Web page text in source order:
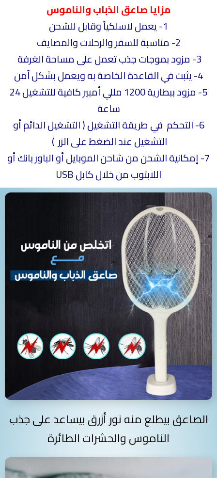
مزاياصاعق الذباب والناموس
1- يعمل لاسلكياً وقابل للشحن
2- مناسبة للسفر والرحلات والمصايف
3- مزود بموجات جذب تعمل على مساحة الغرفة
4- يثبت في القاعدة الخاصة به ويعمل بشكل اّمن
5-
مزود ببطارية 1200 مللي أمبير كافية للتشغيل 24
ساعة
6- التحكم في طريقة التشغيل ( التشغيل الدائم أو
التشغيل عند الضغط على الزر )
7- إمكانية الشحن من شاحن الموبايل أو الباور بانك أو
اللابتوب من خلال كابل USB
الصاعق بيطلع منه نور أزرق بيساعد على جذب
الناموس والحشرات الطائرة